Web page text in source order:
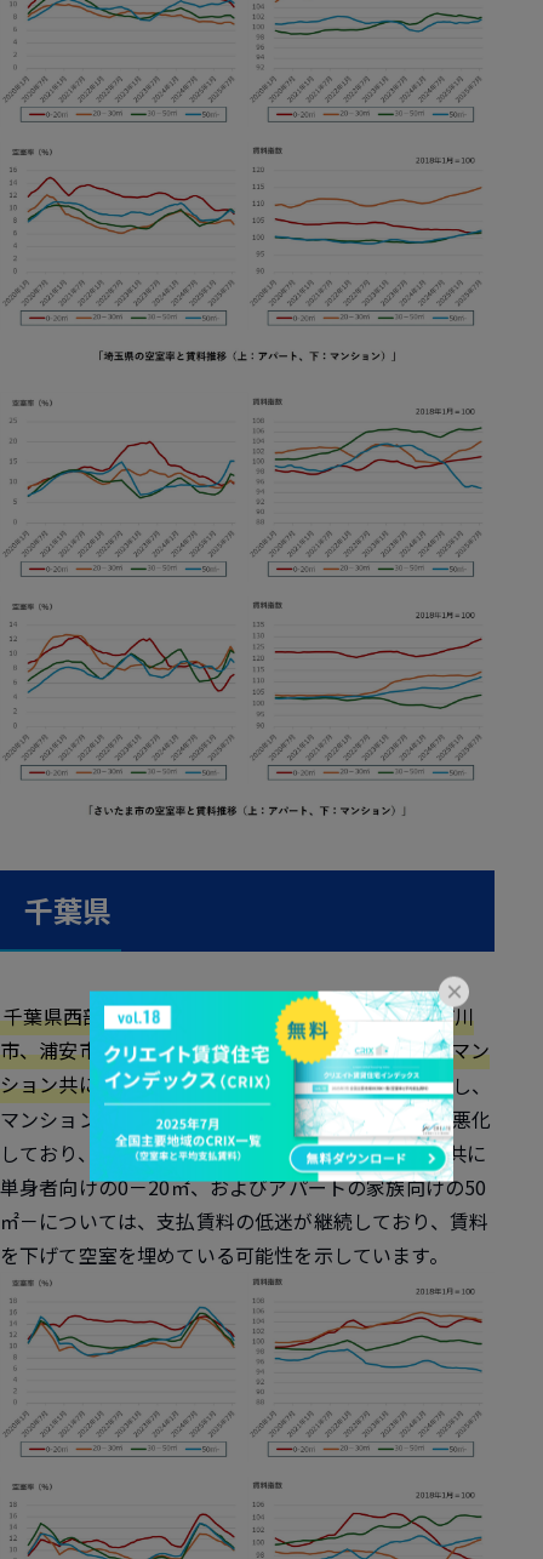
千葉県
千葉県西部（柏市、松戸市、流山市、我孫子市、市川
市、浦安市、習志野市、船橋市）では、アパート・マン
ション共に前月比で空室率は改善しています。ただし、
マンションは50㎡－を除き、前年同月比で空室率が悪化
しており、苦戦が伺えます。アパート・マンション共に
単身者向けの0－20㎡、およびアパートの家族向けの50
㎡－については、支払賃料の低迷が継続しており、賃料
を下げて空室を埋めている可能性を示しています。
×